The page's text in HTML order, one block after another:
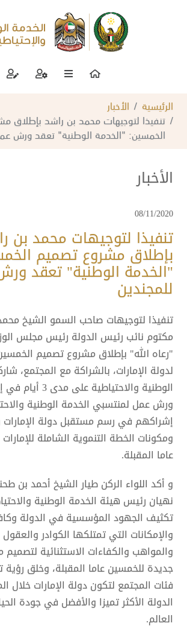
الرئيسية
الأخبار
تنفيذا لتوجيهات محمد بن راشد بإطلاق
الخمسين: "الخدمة الوطنية" تعقد ورش
الأخبار
08/11/2020
تنفيذا لتوجيهات محمد بن
بإطلاق مشروع تصميم
"الخدمة الوطنية" تعقد
للمجندين
تنفيذا لتوجيهات صاحب السمو الشيخ
مكتوم نائب رئيس الدولة رئيس مجلس
"رعاه الله" بإطلاق مشروع تصميم
لدولة الإمارات، بالشراكة مع المجتمع،
الوطنية
ورش عمل لمنتسبي الخدمة الوطنية
إشراكهم في رسم مستقبل دولة
ومكونات الخطة التنموية الشاملة
عاما المقبلة.
و أكد اللواء الركن طيار الشيخ أحمد بن
نهيان رئيس هيئة الخدمة الوطنية
تكثيف الجهود المؤسسية في الدولة
والإمكانات التي تمتلكها الكوادر والعقول
والمواهب والكفاءات الاستثنائية
جديدة للخمسين عاما المقبلة، وخلق
فئات المجتمع لتكون دولة الإمارات خلال
الدولة الأكثر تميزا والأفضل في جودة
العالم.